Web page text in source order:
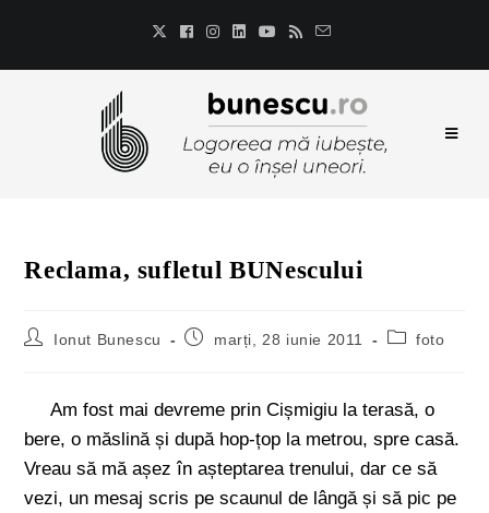
Reclama, sufletul BUNescului
Ionut Bunescu marți, 28 iunie 2011 foto
Am fost mai devreme prin Cișmigiu la terasă, o
bere, o măslină și după hop-țop la metrou, spre casă.
Vreau să mă așez în așteptarea trenului, dar ce să
vezi, un mesaj scris pe scaunul de lângă și să pic pe